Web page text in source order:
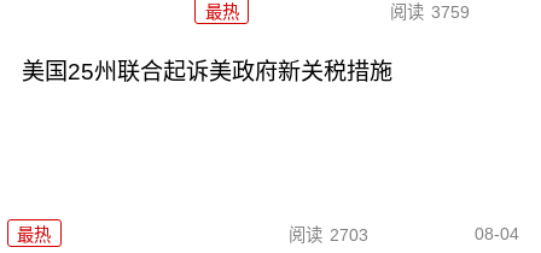
最热 阅读 3759
美国25州联合起诉美政府新关税措施
最热 阅读 2703 08-04